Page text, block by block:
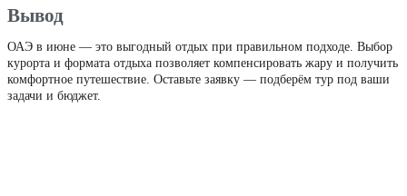
Вывод
ОАЭ в июне — это выгодный отдых при правильном подходе. Выбор
курорта и формата отдыха позволяет компенсировать жару и получить
комфортное путешествие. Оставьте заявку — подберём тур под ваши
задачи и бюджет.